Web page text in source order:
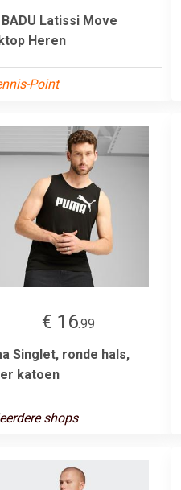
BADU Latissi Move
Heren
Point
€ 16.99
Singlet, ronde hals,
katoen
shops